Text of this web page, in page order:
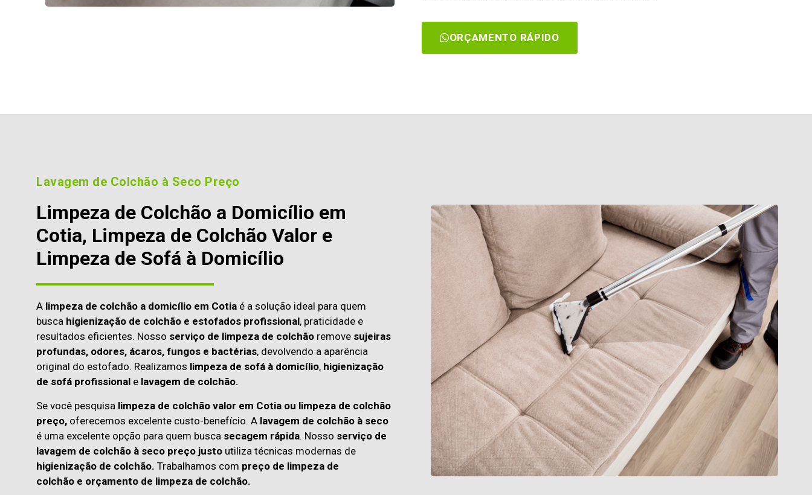
ORÇAMENTO RÁPIDO
Lavagem de Colchão à Seco Preço
Limpeza de Colchão a Domicílio em
Cotia, Limpeza de Colchão Valor e
Limpeza de Sofá à Domicílio
A limpeza de colchão a domicílio em Cotia é a solução ideal para quem
busca higienização de colchão e estofados profissional, praticidade e
resultados eficientes. Nosso serviço de limpeza de colchão remove sujeiras
profundas, odores, ácaros, fungos e bactérias, devolvendo a aparência
original do estofado. Realizamos limpeza de sofá à domicílio, higienização
de sofá profissional e lavagem de colchão.
Se você pesquisa limpeza de colchão valor em Cotia ou limpeza de colchão
preço, oferecemos excelente custo-benefício. A lavagem de colchão à seco
é uma excelente opção para quem busca secagem rápida. Nosso serviço de
lavagem de colchão à seco preço justo utiliza técnicas modernas de
higienização de colchão. Trabalhamos com preço de limpeza de
colchão e orçamento de limpeza de colchão.